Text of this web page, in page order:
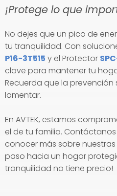
¡Protege lo que
No dejes que un pico de
tu tranquilidad. Con
P16-3T515 y el Protector
clave para mantener tu
Recuerda que la prevención
lamentar.
En AVTEK, estamos
el de tu familia.
conocer más sobre
paso hacia un hogar
tranquilidad no tiene precio!